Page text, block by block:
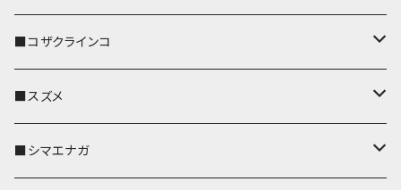
パスケース
リール付きストラップ
リールのみ
IDカードホルダー
キーホルダー
パスケース
リール付きストラップ
キーカバー
キーホルダー
パスケース
■コザクラインコ
キーカバー
キーホルダー
■スズメ
キーカバー
■シマエナガ